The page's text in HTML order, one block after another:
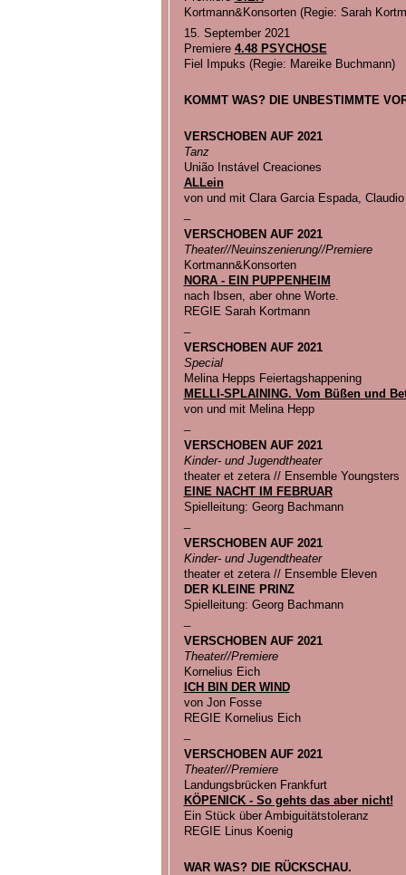
Kortmann&Konsorten (Regie: Sarah
15. September 2021
Premiere 4.48 PSYCHOSE
Fiel Impuks (Regie: Mareike Buchmann)
KOMMT WAS? DIE UNBESTIMMTE
VERSCHOBEN AUF 2021
Tanz
União Instável Creaciones
ALLein
von und mit Clara Garcia Espada,
VERSCHOBEN AUF 2021
Theater//Neuinszenierung//Premiere
Kortmann&Konsorten
NORA - EIN PUPPENHEIM
nach Ibsen, aber ohne Worte.
REGIE Sarah Kortmann
VERSCHOBEN AUF 2021
Special
Melina Hepps Feiertagshappening
MELLI-SPLAINING. Vom Büßen und
von und mit Melina Hepp
VERSCHOBEN AUF 2021
Kinder- und Jugendtheater
theater et zetera // Ensemble Youngsters
EINE NACHT IM FEBRUAR
Spielleitung: Georg Bachmann
VERSCHOBEN AUF 2021
Kinder- und Jugendtheater
theater et zetera // Ensemble Eleven
DER KLEINE PRINZ
Spielleitung: Georg Bachmann
VERSCHOBEN AUF 2021
Theater//Premiere
Kornelius Eich
ICH BIN DER WIND
von Jon Fosse
REGIE Kornelius Eich
VERSCHOBEN AUF 2021
Theater//Premiere
Landungsbrücken Frankfurt
KÖPENICK - So gehts das aber nicht!
Ein Stück über Ambiguitätstoleranz
REGIE Linus Koenig
WAR WAS? DIE RÜCKSCHAU.